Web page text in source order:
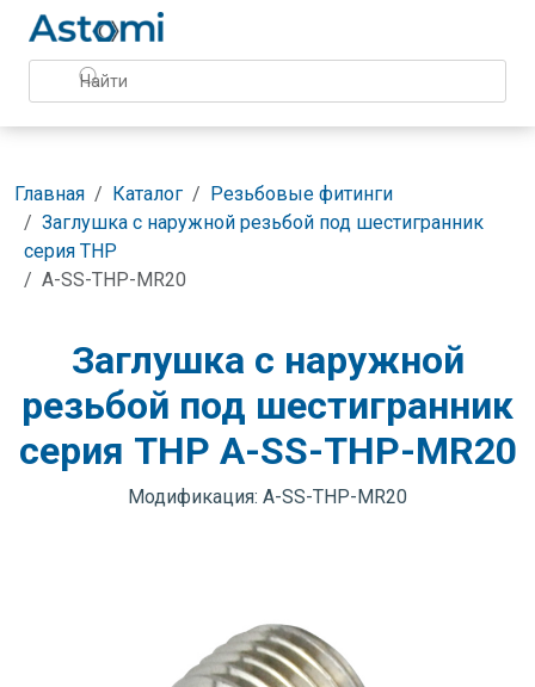
Главная Каталог
Резьбовые фитинги
Заглушка с наружной резьбой под шестигранник
серия THP
A-SS-THP-MR20
Заглушка с наружной
резьбой под шестигранник
серия THP A-SS-THP-MR20
Модификация: A-SS-THP-MR20